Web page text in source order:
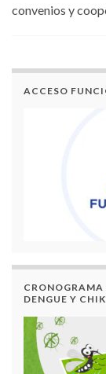
convenios y
ACCESO
DENGUE Y